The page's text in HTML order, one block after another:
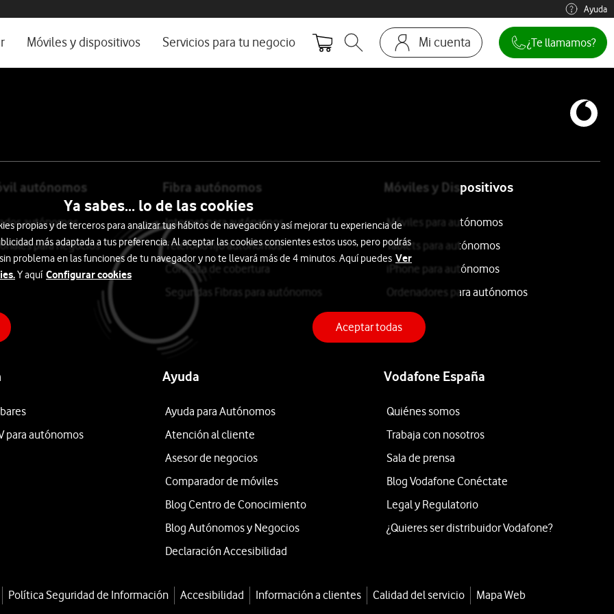
ayuda e idioma Ayuda
Móviles y dispositivos Servicios para tu negocio
Abrir buscador. Abre en ventana modal
Mi cuenta
Ir a la pagina acceso clientes
¿Te llamamos?
autónomos
autónomos
para negocios
Fibra autónomos
Internet para autónomos
Teléfono fijo autónomos
Consulta de cobertura
Segundas Fibras para autónomos
Móviles y Dispositivos
Móviles para autónomos
Tablets para autónomos
iPhone para autónomos
Ordenadores para autónomos
para autónomos
Ayuda
Ayuda para Autónomos
Atención al cliente
Asesor de negocios
Comparador de móviles
Blog Centro de Conocimiento
Blog Autónomos y Negocios
Declaración Accesibilidad
Vodafone España
Quiénes somos
Trabaja con nosotros
Sala de prensa
Blog Vodafone Conéctate
Legal y Regulatorio
¿Quieres ser distribuidor Vodafone?
Política Seguridad de Información Accesibilidad Información a clientes Calidad del servicio
Mapa Web
Ya sabes... lo de las cookies
propias y de terceros para analizar tus hábitos de navegación y así mejorar tu experiencia de
más adaptada a tus preferencia. Al aceptar las cookies consientes estos usos, pero podrás
problema en las funciones de tu navegador y no te llevará más de 4 minutos. Aquí puedes Ver
Y aquí Configurar cookies
Aceptar todas